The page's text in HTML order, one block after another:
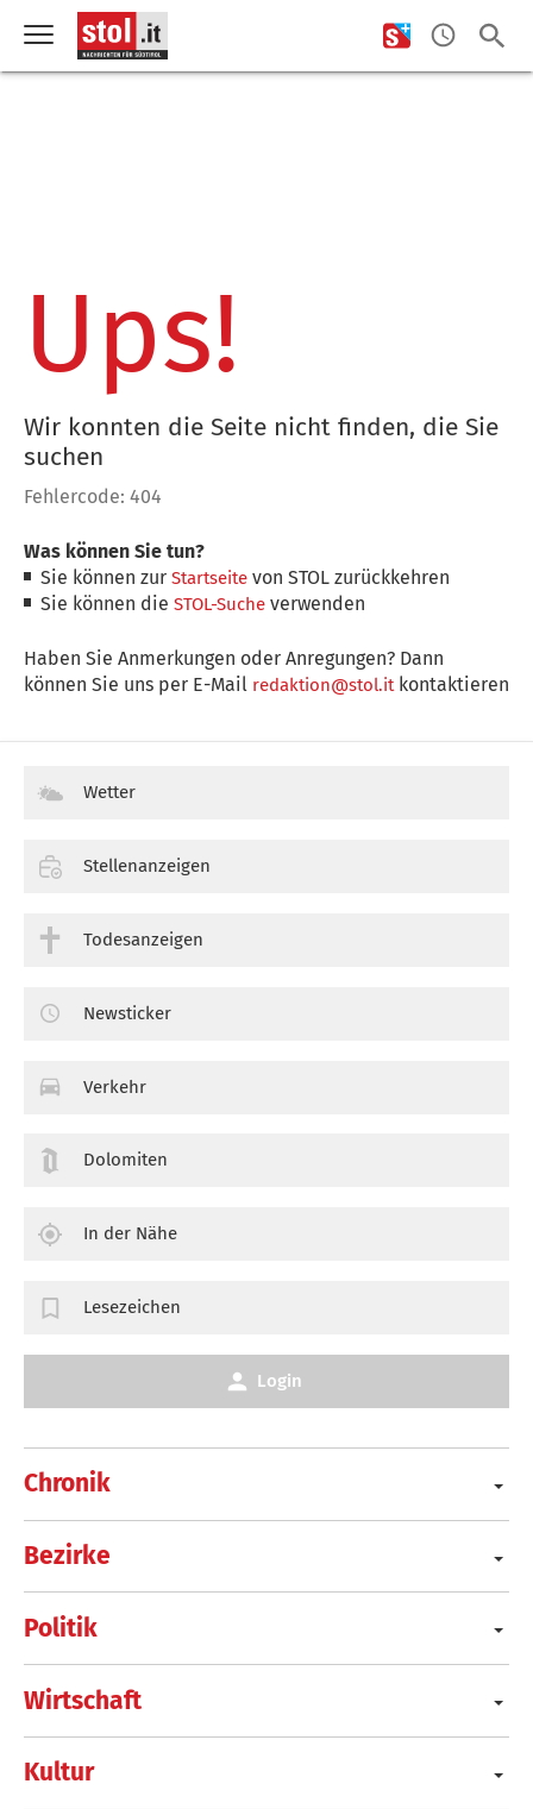
Ups!
Wir konnten die Seite nicht finden, die Sie
suchen
Fehlercode: 404
Was können Sie tun?
Sie können zurStartseite von STOL zurückkehren
Sie können dieSTOL-Suche verwenden
Haben Sie Anmerkungen oder Anregungen? Dann
können Sie uns per E-Mail redaktion@stol.itkontaktieren
Chronik
Bezirke
Politik
Wirtschaft
Kultur
Wetter
Stellenanzeigen
Todesanzeigen
Newsticker
Verkehr
Dolomiten
In der Nähe
Lesezeichen
Login